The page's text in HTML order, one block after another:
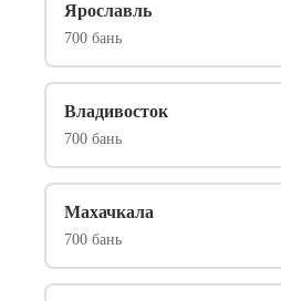
Ярославль
700 бань
Владивосток
700 бань
Махачкала
700 бань